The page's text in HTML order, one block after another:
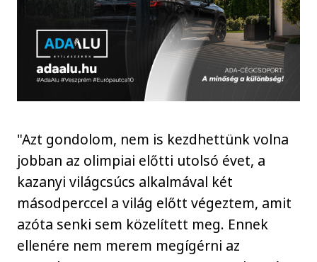
"Azt gondolom, nem is kezdhettünk volna
jobban az olimpiai előtti utolsó évet, a
kazanyi világcsúcs alkalmával két
másodperccel a világ előtt végeztem, amit
azóta senki sem közelített meg. Ennek
ellenére nem merem megígérni az